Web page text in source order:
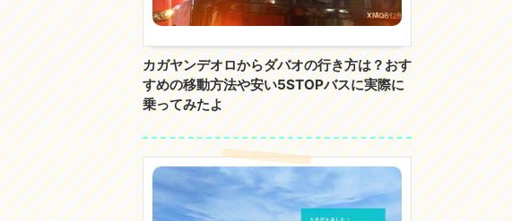
カガヤンデオロからダバオの行き方は？おす
すめの移動方法や安い5STOPバスに実際に
乗ってみたよ